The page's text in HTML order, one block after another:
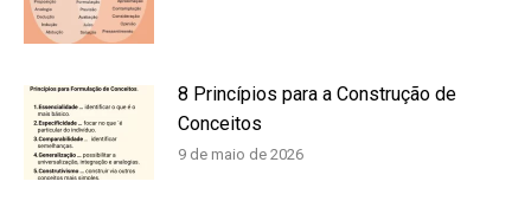
8 Princípios para a Construção de
Conceitos
9 de maio de 2026